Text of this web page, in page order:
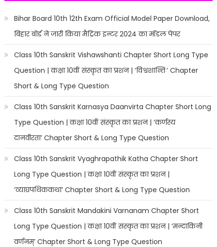
Bihar Board 10th 12th Exam Official Model Paper Download,
बिहार बोर्ड ने जारी किया मैट्रिक इन्टर 2024 का मॉडल पेपर
Class 10th Sanskrit Vishawshanti Chapter Short Long Type
Question | कक्षा 10वीं संस्कृत का प्रशन | ‘विश्वशान्तिः’ Chapter
Short & Long Type Question
Class 10th Sanskrit Karnasya Daanvirta Chapter Short Long
Type Question | कक्षा 10वीं संस्कृत का प्रशन | ‘कर्णस्य
दानवीरता’ Chapter Short & Long Type Question
Class 10th Sanskrit Vyaghrapathik Katha Chapter Short
Long Type Question | कक्षा 10वीं संस्कृत का प्रशन |
‘व्याघ्रपथिककथा’ Chapter Short & Long Type Question
Class 10th Sanskrit Mandakini Varnanam Chapter Short
Long Type Question | कक्षा 10वीं संस्कृत का प्रशन | ‘मन्दाकिनी
वर्णनम्’ Chapter Short & Long Type Question